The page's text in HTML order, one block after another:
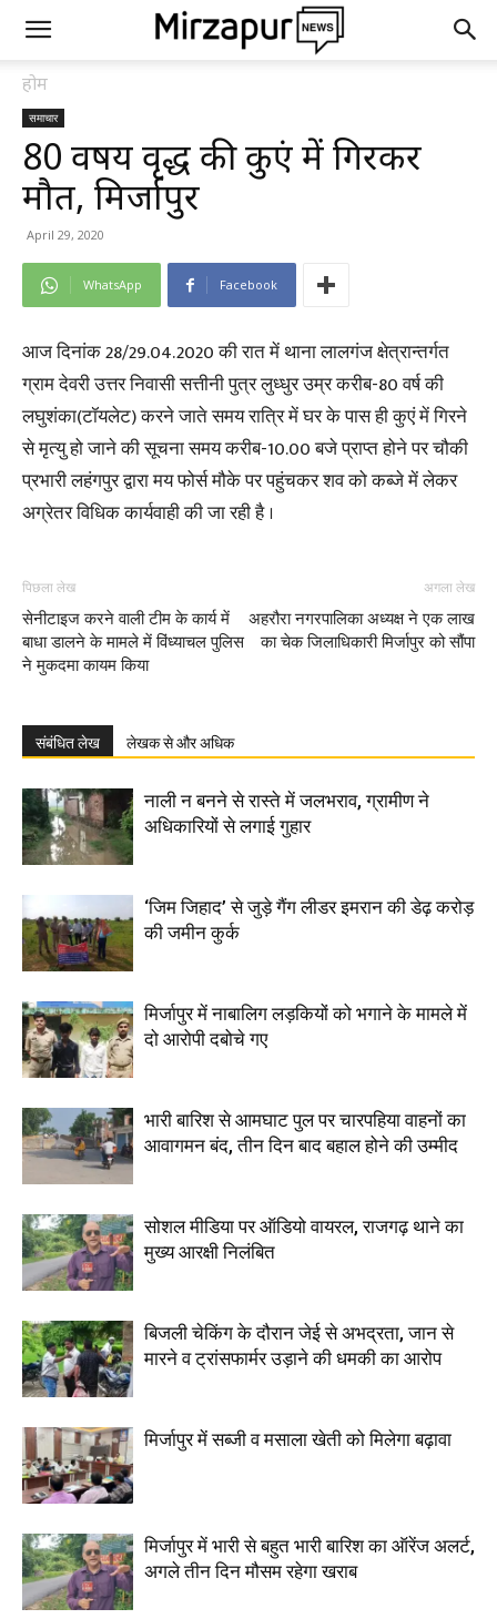
होम
समाचार
80 वर्षीय वृद्ध की कुएं में गिरकर
मौत, मिर्जापुर
April 29, 2020
WhatsApp Facebook
आज दिनांक 28/29.04.2020 की रात में थाना लालगंज क्षेत्रान्तर्गत
ग्राम देवरी उत्तर निवासी सत्तीनी पुत्र लुध्धुर उम्र करीब-80 वर्ष की
लघुशंका(टॉयलेट) करने जाते समय रात्रि में घर के पास ही कुएं में गिरने
से मृत्यु हो जाने की सूचना समय करीब-10.00 बजे प्राप्त होने पर चौकी
प्रभारी लहंगपुर द्वारा मय फोर्स मौके पर पहुंचकर शव को कब्जे में लेकर
अग्रेतर विधिक कार्यवाही की जा रही है ।
पिछला लेख
सेनीटाइज करने वाली टीम के कार्य में
बाधा डालने के मामले में विंध्याचल पुलिस
ने मुकदमा कायम किया
अगला लेख
अहरौरा नगरपालिका अध्यक्ष ने एक लाख
का चेक जिलाधिकारी मिर्जापुर को सौंपा
संबंधित लेख लेखक से और अधिक
नाली न बनने से रास्ते में जलभराव, ग्रामीण ने
अधिकारियों से लगाई गुहार
‘जिम जिहाद’ से जुड़े गैंग लीडर इमरान की डेढ़ करोड़
की जमीन कुर्क
मिर्जापुर में नाबालिग लड़कियों को भगाने के मामले में
दो आरोपी दबोचे गए
भारी बारिश से आमघाट पुल पर चारपहिया वाहनों का
आवागमन बंद, तीन दिन बाद बहाल होने की उम्मीद
सोशल मीडिया पर ऑडियो वायरल, राजगढ़ थाने का
मुख्य आरक्षी निलंबित
बिजली चेकिंग के दौरान जेई से अभद्रता, जान से
मारने व ट्रांसफार्मर उड़ाने की धमकी का आरोप
मिर्जापुर में सब्जी व मसाला खेती को मिलेगा बढ़ावा
मिर्जापुर में भारी से बहुत भारी बारिश का ऑरेंज अलर्ट,
अगले तीन दिन मौसम रहेगा खराब